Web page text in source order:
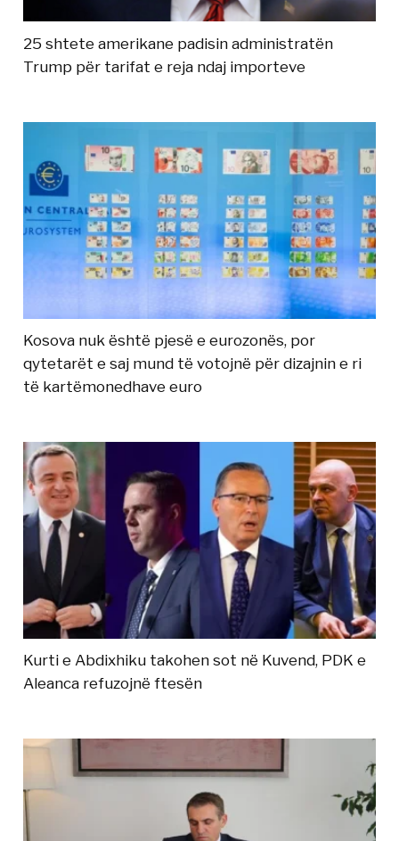
25 shtete amerikane padisin administratën
Trump për tarifat e reja ndaj importeve
Kosova nuk është pjesë e eurozonës, por
qytetarët e saj mund të votojnë për dizajnin e ri
të kartëmonedhave euro
Kurti e Abdixhiku takohen sot në Kuvend, PDK e
Aleanca refuzojnë ftesën